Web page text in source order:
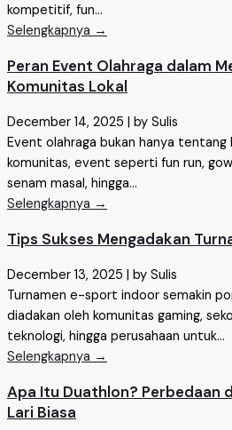
kompetitif, fun...
Selengkapnya →
Peran Event Olahraga dalam
Komunitas Lokal
December 14, 2025 | by Sulis
Event olahraga bukan hanya
komunitas, event seperti fun run,
senam masal, hingga...
Selengkapnya →
Tips Sukses Mengadakan
December 13, 2025
by Sulis
Turnamen e-sport indoor semakin
diadakan oleh komunitas gaming,
teknologi, hingga perusahaan untuk...
Selengkapnya →
Apa Itu Duathlon? Perbedaan
Lari Biasa